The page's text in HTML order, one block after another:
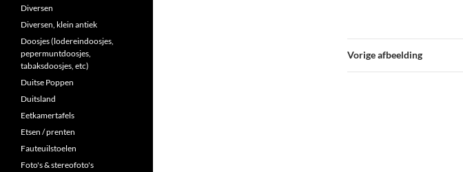
Vorige afbeelding
Diversen
Diversen, klein antiek
Doosjes (lodereindoosjes,
pepermuntdoosjes,
tabaksdoosjes, etc)
Duitse Poppen
Duitsland
Eetkamertafels
Etsen / prenten
Fauteuilstoelen
Foto's & stereofoto's